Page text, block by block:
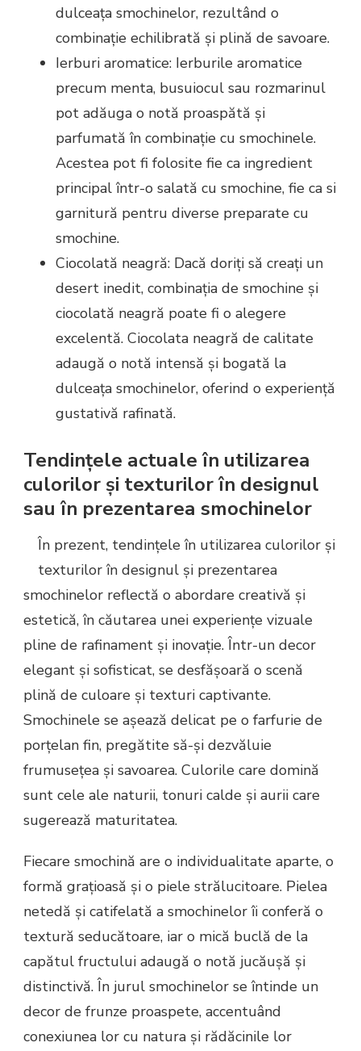
dulceața smochinelor, rezultând o
combinație echilibrată și plină de savoare.
Ierburi aromatice: Ierburile aromatice
precum menta, busuiocul sau rozmarinul
pot adăuga o notă proaspătă și
parfumată în combinație cu smochinele.
Acestea pot fi folosite fie ca ingredient
principal într-o salată cu smochine, fie ca si
garnitură pentru diverse preparate cu
smochine.
Ciocolată neagră: Dacă doriți să creați un
desert inedit, combinația de smochine și
ciocolată neagră poate fi o alegere
excelentă. Ciocolata neagră de calitate
adaugă o notă intensă și bogată la
dulceața smochinelor, oferind o experiență
gustativă rafinată.
Tendințele actuale în utilizarea
culorilor și texturilor în designul
sau în prezentarea smochinelor
În prezent, tendințele în utilizarea culorilor și
texturilor în designul și prezentarea
smochinelor reflectă o abordare creativă și
estetică, în căutarea unei experiențe vizuale
pline de rafinament și inovație. Într-un decor
elegant și sofisticat, se desfășoară o scenă
plină de culoare și texturi captivante.
Smochinele se așează delicat pe o farfurie de
porțelan fin, pregătite să-și dezvăluie
frumusețea și savoarea. Culorile care domină
sunt cele ale naturii, tonuri calde și aurii care
sugerează maturitatea.
Fiecare smochină are o individualitate aparte, o
formă grațioasă și o piele strălucitoare. Pielea
netedă și catifelată a smochinelor îi conferă o
textură seducătoare, iar o mică buclă de la
capătul fructului adaugă o notă jucăușă și
distinctivă. În jurul smochinelor se întinde un
decor de frunze proaspete, accentuând
conexiunea lor cu natura și rădăcinile lor